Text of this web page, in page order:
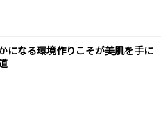
になる環境作りこそが美肌を手に